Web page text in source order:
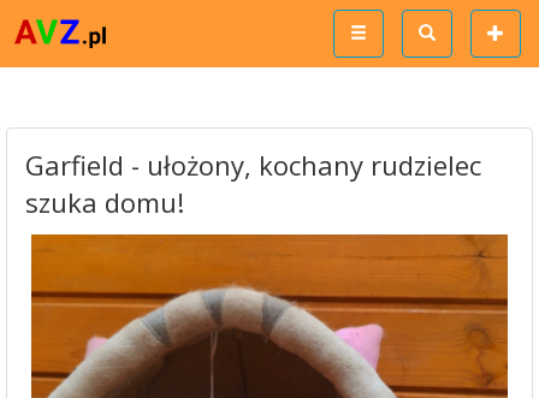
Garfield - ułożony, kochany rudzielec
szuka domu!